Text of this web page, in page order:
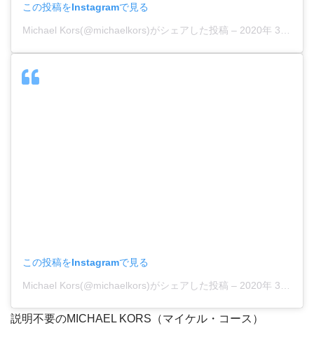
この投稿をInstagramで見る
Michael Kors(@michaelkors)がシェアした投稿 – 2020年 3月月2日午前8時35分PST
この投稿をInstagramで見る
Michael Kors(@michaelkors)がシェアした投稿 – 2020年 3月月1日午前7時00分PST
説明不要のMICHAEL KORS（マイケル・コース）